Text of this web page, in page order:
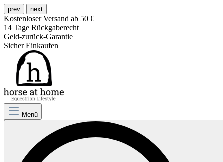
prev next
Kostenloser Versand ab 50 €
14 Tage Rückgaberecht
Geld-zurück-Garantie
Sicher Einkaufen
Menü